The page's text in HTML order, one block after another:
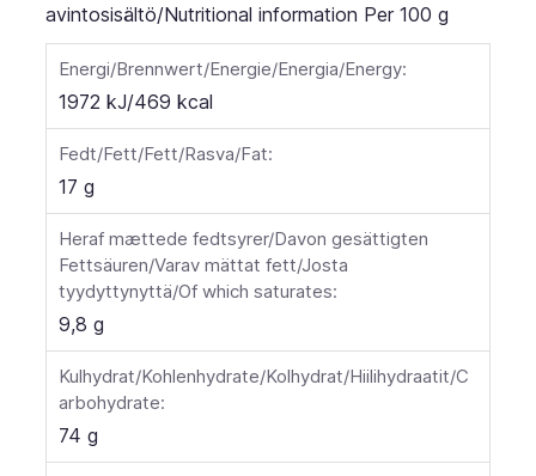
avintosisältö/Nutritional information Per 100 g
Energi/Brennwert/Energie/Energia/Energy:
1972 kJ/469 kcal
Fedt/Fett/Fett/Rasva/Fat:
17 g
Heraf mættede fedtsyrer/Davon gesättigten
Fettsäuren/Varav mättat fett/Josta
tyydyttynyttä/Of which saturates:
9,8 g
Kulhydrat/Kohlenhydrate/Kolhydrat/Hiilihydraatit/C
arbohydrate:
74 g